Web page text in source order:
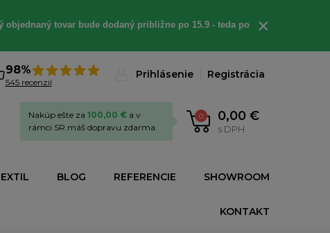
objednaný tovar bude dodaný približne po 15.9 - teda po
×
98%
545 recenzií
Prihlásenie Registrácia
0 0,00 €
s DPH
Nakúp ešte za 100,00 € a v
rámci SR máš dopravu zdarma.
BLOG REFERENCIE SHOWROOM
KONTAKT